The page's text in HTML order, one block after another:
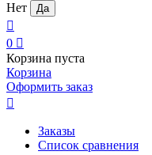
Нет
Да

0 
Корзина пуста
Корзина
Оформить заказ

Заказы
Список сравнения